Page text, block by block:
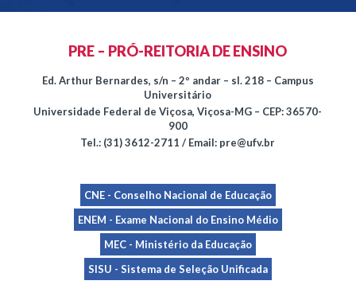
PRE – PRÓ-REITORIA DE ENSINO
Ed. Arthur Bernardes, s/n – 2º andar – sl. 218 – Campus
Universitário
Universidade Federal de Viçosa, Viçosa-MG – CEP: 36570-
900
Tel.: (31) 3612-2711 / Email: pre@ufv.br
CNE - Conselho Nacional de Educação
ENEM - Exame Nacional do Ensino Médio
MEC - Ministério da Educação
SISU - Sistema de Seleção Unificada